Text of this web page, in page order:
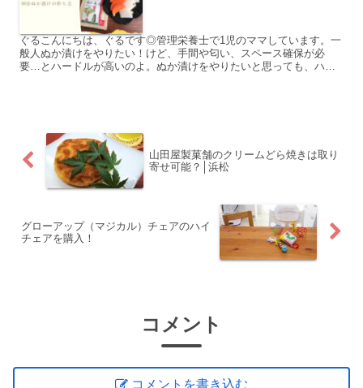
ぐるこんにちは、ぐるです◎管理栄養士で1児のママしています。一
般人ぬか漬けをやりたい！けど、手間や匂い、スペース確保が必
要…とハードルが高いのよ。ぬか漬けをやりたいと思っても、ハー
山田屋製菓舗のクリームどら焼きは取り
寄せ可能？│浜松
グローアップ（マジカル）チェアのハイ
チェアを購入！
コメント
コメントを書き込む